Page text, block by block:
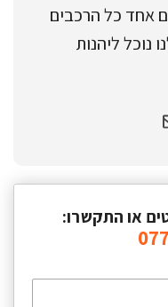
אחד כל הרכבים
נוכל ליהנות
או התקשרו: